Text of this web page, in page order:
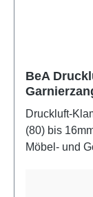
BeA
Druckluft-
(80) bis 16mm zum
Möbel- und